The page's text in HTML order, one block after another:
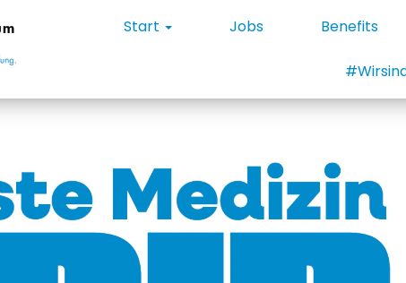
Start Jobs Benefits